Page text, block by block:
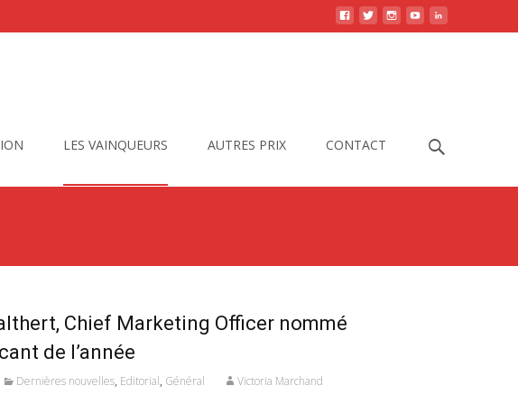
LES VAINQUEURS AUTRES PRIX CONTACT
Search
Chief Marketing Officer nommé
de l’année
Dernières nouvelles, Editorial, Général Victoria Marchand